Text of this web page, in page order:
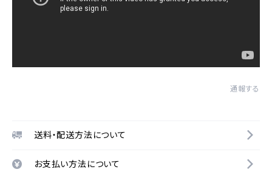
通報する
送料・配送方法について
お支払い方法について